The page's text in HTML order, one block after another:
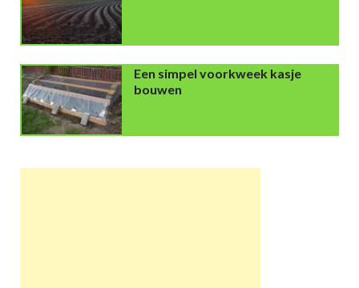
Een simpel voorkweek kasje
bouwen